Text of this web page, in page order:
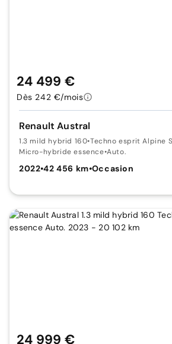
Renault Austral
1.3 mild hybrid 160•Techno esprit Alpine
Micro-hybride essence•Auto.
2022•42 456 km•Occasion
24 499 €
Dès 242 €/mois
24 999 €